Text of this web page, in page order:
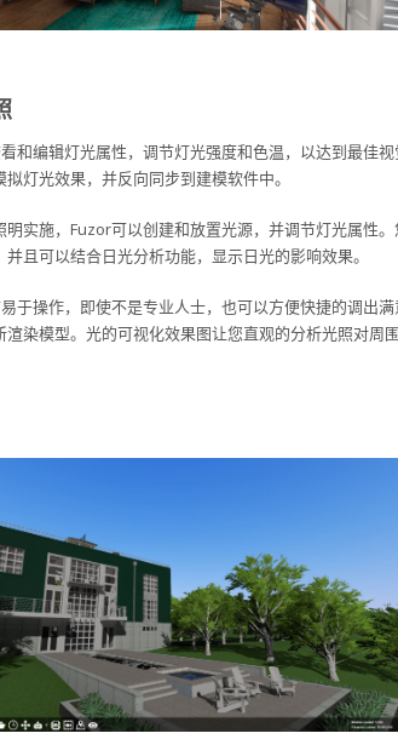
和编辑灯光属性，调节灯光强度和色温，以达到最佳
灯光效果，并反向同步到建模软件中。
明实施，Fuzor可以创建和放置光源，并调节灯光属性
且可以结合日光分析功能，显示日光的影响效果。
于操作，即使不是专业人士，也可以方便快捷的调出
渲染模型。光的可视化效果图让您直观的分析光照对周